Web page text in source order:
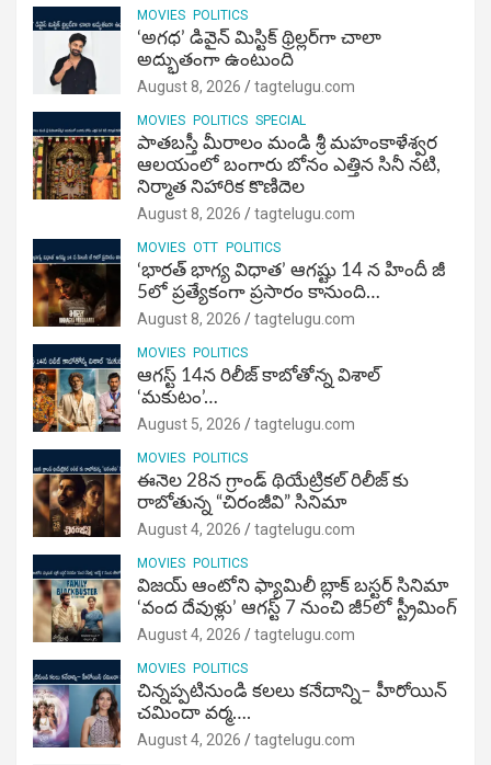
MOVIES POLITICS
‘అగధ’ డివైన్ మిస్టిక్ థ్రిల్లర్‌గా చాలా
అద్భుతంగా ఉంటుంది
August 8, 2026 tagtelugu.com
MOVIES POLITICS SPECIAL
పాతబస్తీ మీరాలం మండి శ్రీ మహంకాళేశ్వర
ఆలయంలో బంగారు బోనం ఎత్తిన సినీ నటి,
నిర్మాత నిహారిక కొణిదెల
August 8, 2026 tagtelugu.com
MOVIES OTT POLITICS
‘భారత్ భాగ్య విధాత’ ఆగష్టు 14 న హిందీ జీ
5లో ప్రత్యేకంగా ప్రసారం కానుంది…
August 8, 2026 tagtelugu.com
MOVIES POLITICS
ఆగస్ట్ 14న రిలీజ్ కాబోతోన్న విశాల్
‘మకుటం’…
August 5, 2026 tagtelugu.com
MOVIES POLITICS
ఈనెల 28న గ్రాండ్ థియేట్రికల్ రిలీజ్ కు
రాబోతున్న “చిరంజీవి” సినిమా
August 4, 2026 tagtelugu.com
MOVIES POLITICS
విజ‌య్ ఆంటోని ఫ్యామిలీ బ్లాక్ బ‌స్ట‌ర్‌ సినిమా
‘వంద దేవుళ్లు’ ఆగస్ట్ 7 నుంచి జీ5లో స్ట్రీమింగ్
August 4, 2026 tagtelugu.com
MOVIES POLITICS
చిన్నప్పటినుండి కలలు కనేదాన్ని– హీరోయిన్‌
చమిందా వర్మ….
August 4, 2026 tagtelugu.com